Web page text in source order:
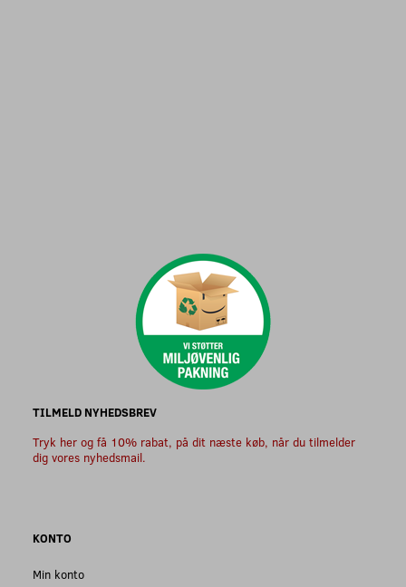
TILMELD NYHEDSBREV
Tryk her og få 10% rabat, på dit næste køb, når du tilmelder
dig vores nyhedsmail.
KONTO
Min konto